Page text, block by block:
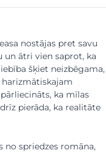
nostājas pret savu
un ātri vien saprot, ka
šķiet neizbēgama,
ka mīlas
pierāda, ka realitāte
no spriedzes romāna,